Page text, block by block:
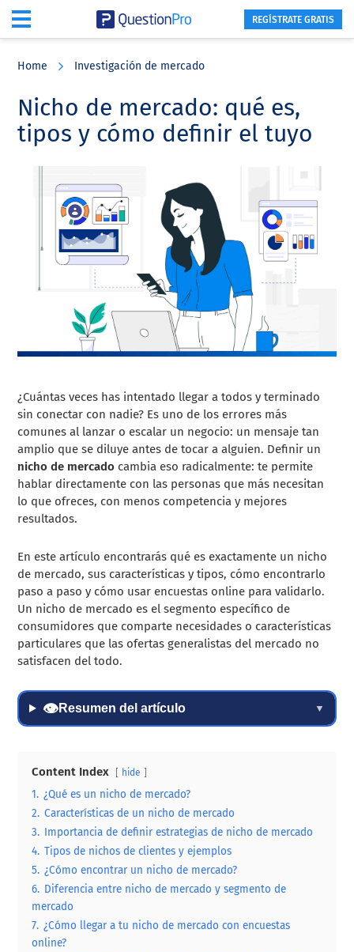
content
sidebar
REGÍSTRATE GRATIS
Home Investigación de mercado
Nicho de mercado: qué es,
tipos y cómo definir el tuyo
¿Cuántas veces has intentado llegar a todos y terminado
sin conectar con nadie? Es uno de los errores más
comunes al lanzar o escalar un negocio: un mensaje tan
amplio que se diluye antes de tocar a alguien. Definir un
nicho de mercado cambia eso radicalmente: te permite
hablar directamente con las personas que más necesitan
lo que ofreces, con menos competencia y mejores
resultados.
En este artículo encontrarás qué es exactamente un nicho
de mercado, sus características y tipos, cómo encontrarlo
paso a paso y cómo usar encuestas online para validarlo.
Un nicho de mercado es el segmento específico de
consumidores que comparte necesidades o características
particulares que las ofertas generalistas del mercado no
satisfacen del todo.
👁Resumen del artículo ▼
Content Index hide
1. ¿Qué es un nicho de mercado?
2. Características de un nicho de mercado
3. Importancia de definir estrategias de nicho de mercado
4. Tipos de nichos de clientes y ejemplos
5. ¿Cómo encontrar un nicho de mercado?
6. Diferencia entre nicho de mercado y segmento de
mercado
7. ¿Cómo llegar a tu nicho de mercado con encuestas
online?